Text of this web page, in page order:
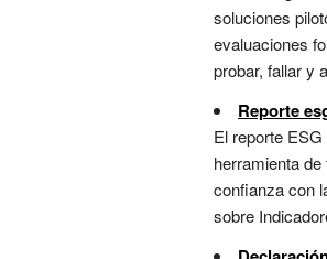
soluciones
evaluaciones
probar, fallar y
Reporte
El reporte
herramienta
confianza con
sobre